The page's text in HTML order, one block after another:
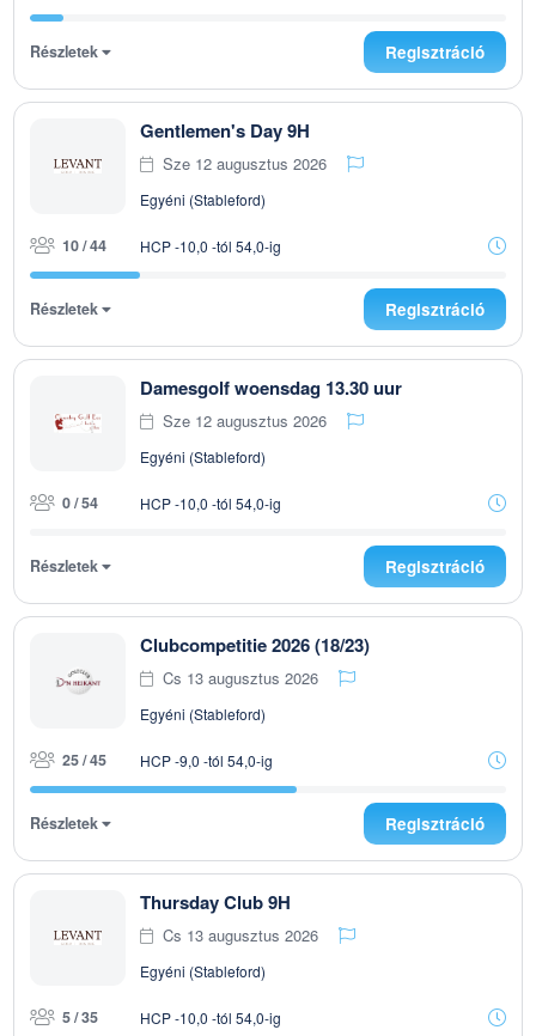
Részletek Regisztráció
Gentlemen's Day 9H
Sze 12 augusztus 2026
Egyéni (Stableford)
10 / 44 HCP -10,0 -tól 54,0-ig
Részletek Regisztráció
Damesgolf woensdag 13.30 uur
Sze 12 augusztus 2026
Egyéni (Stableford)
0 / 54 HCP -10,0 -tól 54,0-ig
Részletek Regisztráció
Clubcompetitie 2026 (18/23)
Cs 13 augusztus 2026
Egyéni (Stableford)
25 / 45 HCP -9,0 -tól 54,0-ig
Részletek Regisztráció
Thursday Club 9H
Cs 13 augusztus 2026
Egyéni (Stableford)
5 / 35 HCP -10,0 -tól 54,0-ig